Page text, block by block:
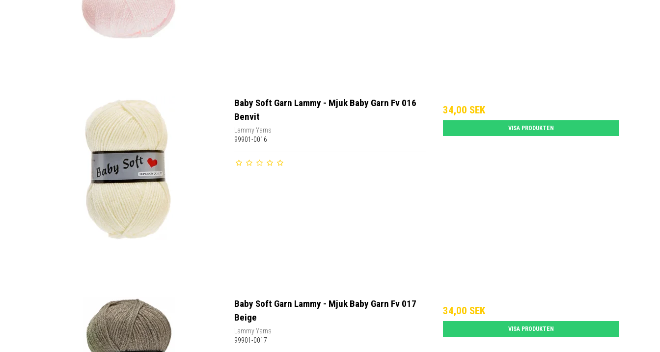
Baby Soft Garn Lammy - Mjuk Baby Garn Fv 016
Benvit
Lammy Yarns
99901-0016
34,00 SEK
VISA PRODUKTEN
Baby Soft Garn Lammy - Mjuk Baby Garn Fv 017
Beige
Lammy Yarns
99901-0017
34,00 SEK
VISA PRODUKTEN